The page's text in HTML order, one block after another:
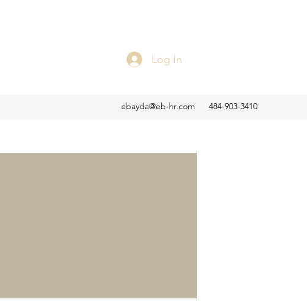
Log In
ebayda@eb-hr.com 484-903-3410